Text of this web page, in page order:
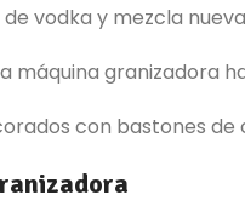
vodka y mezcla
máquina granizadora
con bastones